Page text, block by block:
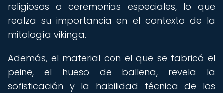
religiosos o ceremonias especiales, lo que
realza su importancia en el contexto de la
mitología vikinga.
Además, el material con el que se fabricó el
peine, el hueso de ballena, revela la
sofisticación y la habilidad técnica de los